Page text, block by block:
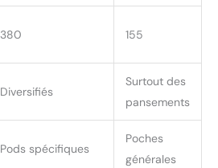
étape du processus de
le rouge peut indiquer des
des plaies, tandis que le
bleu pourrait être pour les
brûlures, ce qui le rend
380 155
Diversifiés
Surtout des
pansements
Pods spécifiques
Poches
générales